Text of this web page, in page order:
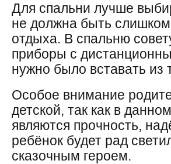
Для спальни лучше
не должна быть слишком
отдыха. В спальню
приборы с
нужно было вставать из
Особое внимание
детской, так как в
являются прочность,
ребёнок будет рад
сказочным героем.